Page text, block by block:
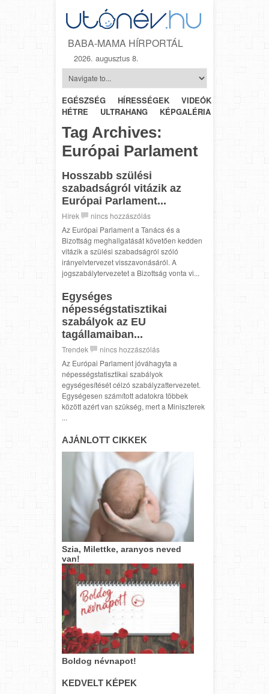
BABA-MAMA HÍRPORTÁL
2026. augusztus 8.
EGÉSZSÉG HÍRESSÉGEK VIDEÓK
HÉTRŐL-
HÉTRE
ULTRAHANG KÉPGALÉRIA
Tag Archives:
Európai Parlament
Hosszabb szülési
szabadságról vitázik az
Európai Parlament...
Hírek
nincs hozzászólás
Az Európai Parlament a Tanács és a
Bizottság meghallgatását követően kedden
vitázik a szülési szabadságról szóló
irányelvtervezet visszavonásáról. A
jogszabálytervezetet a Bizottság vonta vi...
Egységes
népességstatisztikai
szabályok az EU
tagállamaiban...
Trendek
nincs hozzászólás
Az Európai Parlament jóváhagyta a
népességstatisztikai szabályok
egységesítését célzó szabályzattervezetet.
Egységesen számított adatokra többek
között azért van szükség, mert a Miniszterek
...
AJÁNLOTT CIKKEK
Szia, Milettke, aranyos neved
van!
Boldog névnapot!
KEDVELT KÉPEK